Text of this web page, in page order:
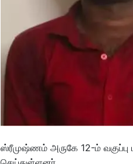
ஸ்ரீமுஷ்ணம் அருகே 12-ம்